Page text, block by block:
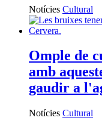
Notícies Cultural
Omple de
amb
gaudir a
Notícies Cultural